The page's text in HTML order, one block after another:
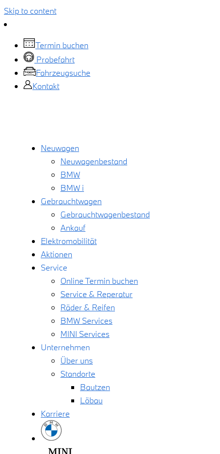
Skip to content
Termin buchen
Probefahrt
Fahrzeugsuche
Kontakt
Neuwagen
Neuwagenbestand
BMW
BMW i
Gebrauchtwagen
Gebrauchtwagenbestand
Ankauf
Elektromobilität
Aktionen
Service
Online Termin buchen
Service & Reperatur
Räder & Reifen
BMW Services
MINI Services
Unternehmen
Über uns
Standorte
Bautzen
Löbau
Karriere